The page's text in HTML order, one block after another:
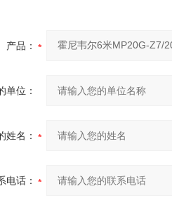
产品：
单位：
姓名：
电话：